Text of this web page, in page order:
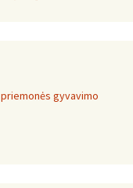
gyvavimo